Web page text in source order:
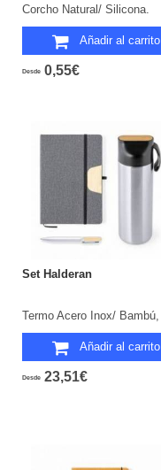
Corcho Natural/ Silicona.
Añadir al carrito
Desde 0,55€
Set Halderan
Añadir al carrito
Desde 23,51€